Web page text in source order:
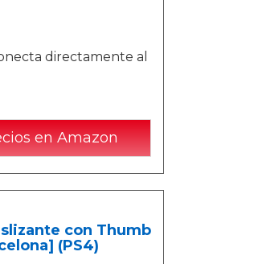
directamente al
en Amazon
con Thumb
(PS4)